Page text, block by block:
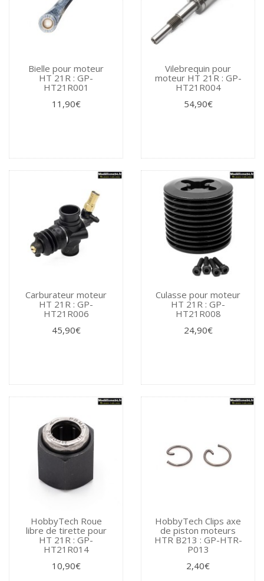
Bielle pour moteur
HT 21R : GP-
HT21R001
11,90€
Vilebrequin pour
moteur HT 21R : GP-
HT21R004
54,90€
Carburateur moteur
HT 21R : GP-
HT21R006
45,90€
Culasse pour moteur
HT 21R : GP-
HT21R008
24,90€
HobbyTech Roue
libre de tirette pour
HT 21R : GP-
HT21R014
10,90€
HobbyTech Clips axe
de piston moteurs
HTR B213 : GP-HTR-
P013
2,40€